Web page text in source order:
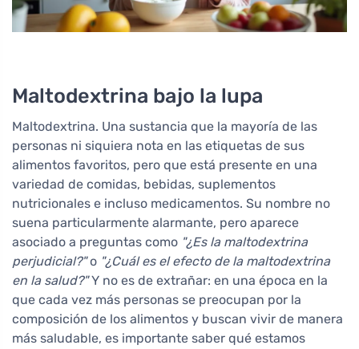
Maltodextrina bajo la lupa
Maltodextrina. Una sustancia que la mayoría de las
personas ni siquiera nota en las etiquetas de sus
alimentos favoritos, pero que está presente en una
variedad de comidas, bebidas, suplementos
nutricionales e incluso medicamentos. Su nombre no
suena particularmente alarmante, pero aparece
asociado a preguntas como "¿Es la maltodextrina
perjudicial?"o "¿Cuál es el efecto de la maltodextrina
en la salud?"Y no es de extrañar: en una época en la
que cada vez más personas se preocupan por la
composición de los alimentos y buscan vivir de manera
más saludable, es importante saber qué estamos